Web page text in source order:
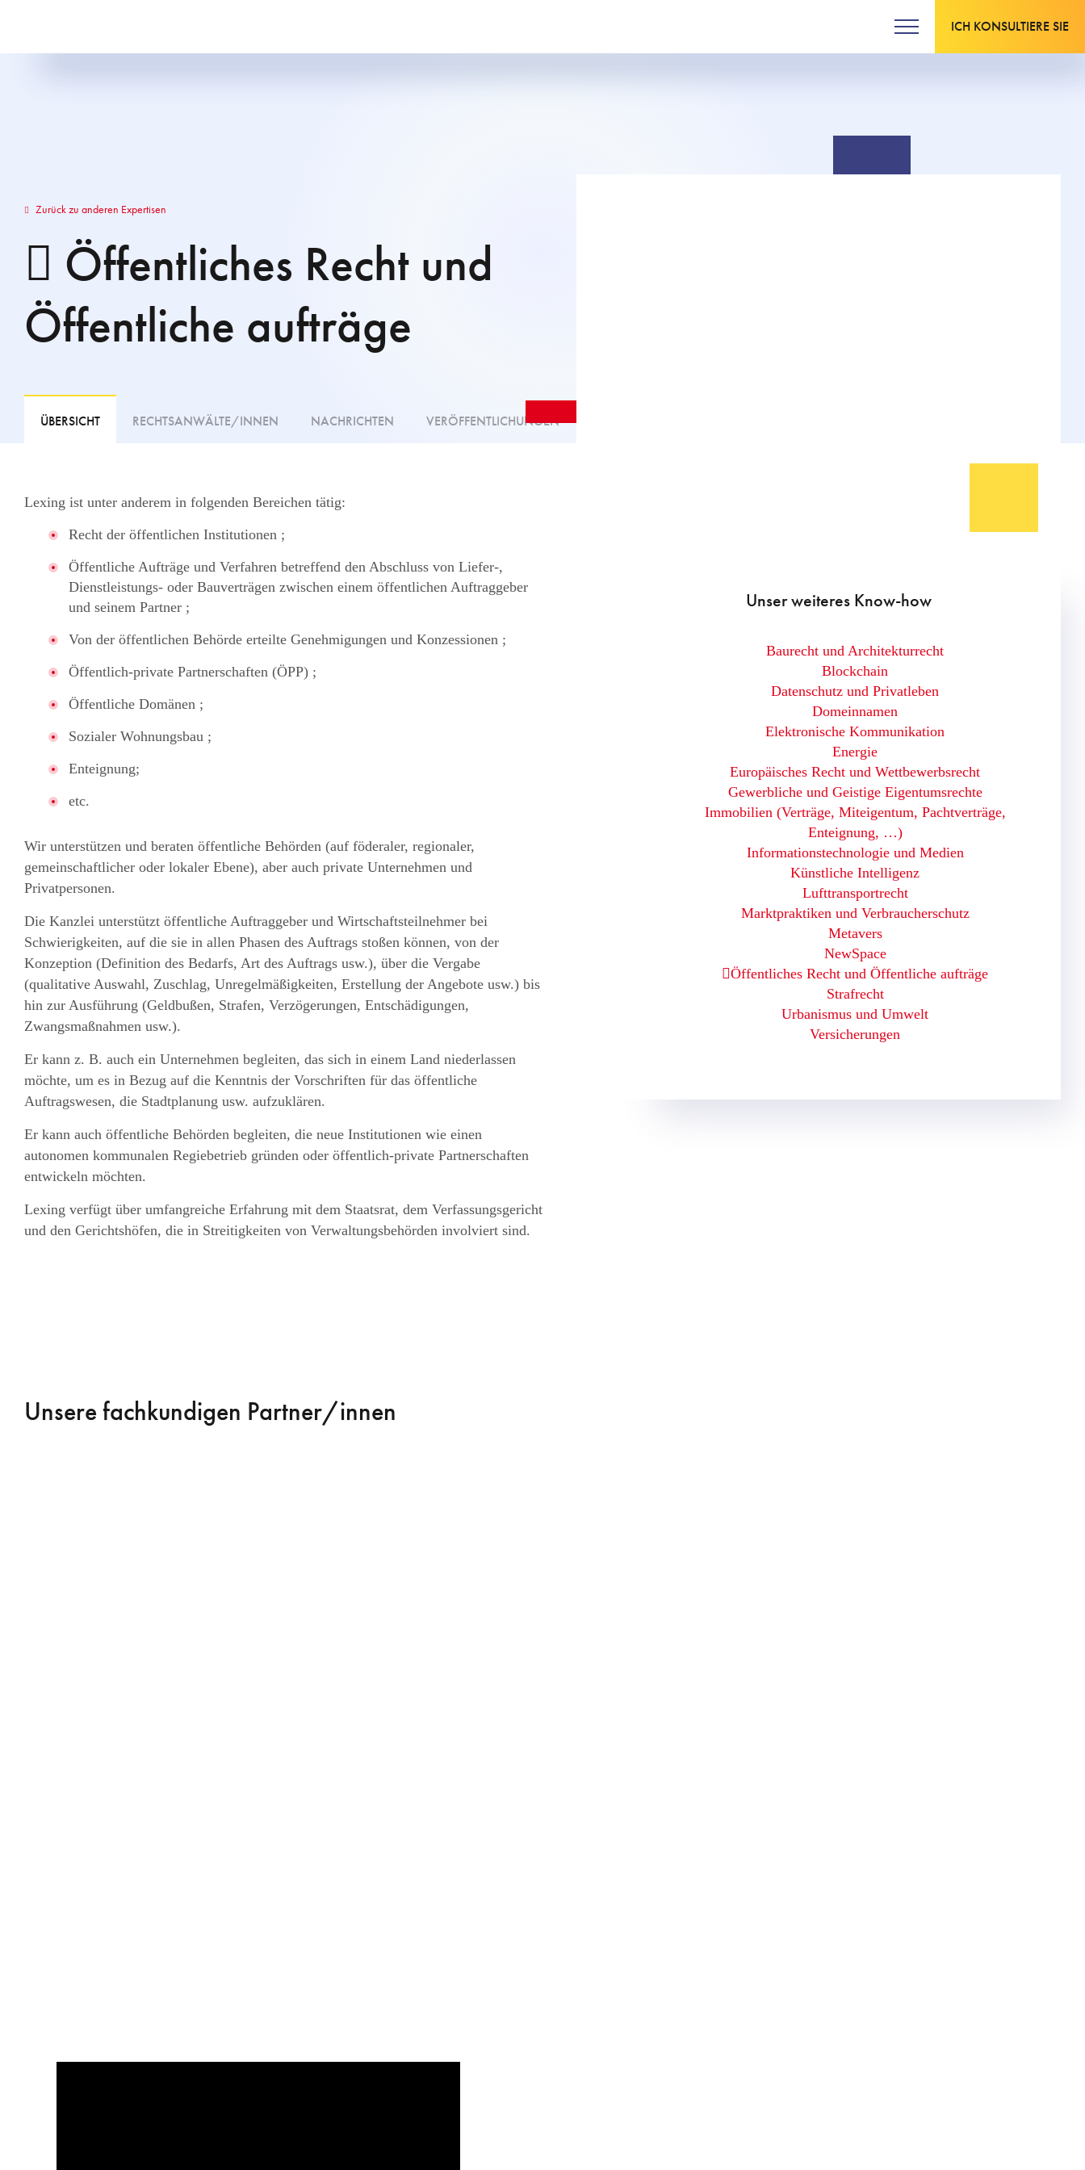
ICH KONSULTIERE SIE
Zurück zu anderen Expertisen
Öffentliches Recht und
Öffentliche aufträge
ÜBERSICHT RECHTSANWÄLTE/INNEN NACHRICHTEN VERÖFFENTLICHUNGEN
Unser weiteres Know-how
Baurecht und Architekturrecht
Blockchain
Datenschutz und Privatleben
Domeinnamen
Elektronische Kommunikation
Energie
Europäisches Recht und Wettbewerbsrecht
Gewerbliche und Geistige Eigentumsrechte
Immobilien (Verträge, Miteigentum, Pachtverträge,
Enteignung, …)
Informationstechnologie und Medien
Künstliche Intelligenz
Lufttransportrecht
Marktpraktiken und Verbraucherschutz
Metavers
NewSpace
Öffentliches Recht und Öffentliche aufträge
Strafrecht
Urbanismus und Umwelt
Versicherungen
Lexing ist unter anderem in folgenden Bereichen tätig:
Recht der öffentlichen Institutionen ;
Öffentliche Aufträge und Verfahren betreffend den Abschluss von Liefer-,
Dienstleistungs- oder Bauverträgen zwischen einem öffentlichen Auftraggeber
und seinem Partner ;
Von der öffentlichen Behörde erteilte Genehmigungen und Konzessionen ;
Öffentlich-private Partnerschaften (ÖPP) ;
Öffentliche Domänen ;
Sozialer Wohnungsbau ;
Enteignung;
etc.
Wir unterstützen und beraten öffentliche Behörden (auf föderaler, regionaler,
gemeinschaftlicher oder lokaler Ebene), aber auch private Unternehmen und
Privatpersonen.
Die Kanzlei unterstützt öffentliche Auftraggeber und Wirtschaftsteilnehmer bei
Schwierigkeiten, auf die sie in allen Phasen des Auftrags stoßen können, von der
Konzeption (Definition des Bedarfs, Art des Auftrags usw.), über die Vergabe
(qualitative Auswahl, Zuschlag, Unregelmäßigkeiten, Erstellung der Angebote usw.) bis
hin zur Ausführung (Geldbußen, Strafen, Verzögerungen, Entschädigungen,
Zwangsmaßnahmen usw.).
Er kann z. B. auch ein Unternehmen begleiten, das sich in einem Land niederlassen
möchte, um es in Bezug auf die Kenntnis der Vorschriften für das öffentliche
Auftragswesen, die Stadtplanung usw. aufzuklären.
Er kann auch öffentliche Behörden begleiten, die neue Institutionen wie einen
autonomen kommunalen Regiebetrieb gründen oder öffentlich-private Partnerschaften
entwickeln möchten.
Lexing verfügt über umfangreiche Erfahrung mit dem Staatsrat, dem Verfassungsgericht
und den Gerichtshöfen, die in Streitigkeiten von Verwaltungsbehörden involviert sind.
Unsere fachkundigen Partner/innen